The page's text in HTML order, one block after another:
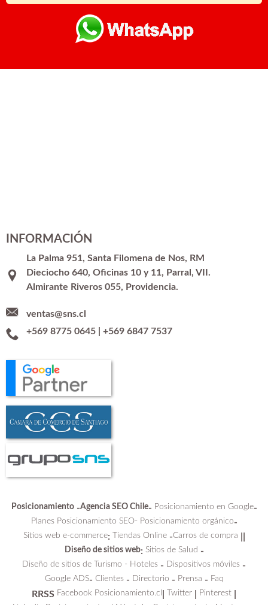
INFORMACIÓN
La Palma 951, Santa Filomena de Nos, RM
Dieciocho 640, Oficinas 10 y 11, Parral, VII.
Almirante Riveros 055, Providencia.
ventas@sns.cl
+569 8775 0645| +569 6847 7537
Posicionamiento-Agencia SEO Chile- Posicionamiento en Google-
Planes Posicionamiento SEO- Posicionamiento orgánico-
Sitios web e-commerce: Tiendas Online-Carros de compra
Diseño de sitios web: Sitios de Salud -
Diseño de sitios de Turismo - Hoteles - Dispositivos móviles -
Google ADS- Clientes- Directorio - Prensa - Faq
RRSS Facebook Posicionamiento.cl Twitter Pinterest